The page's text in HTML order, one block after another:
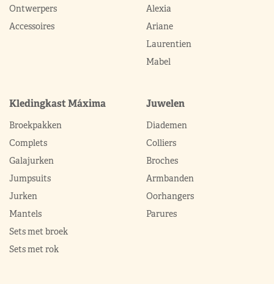
Ontwerpers
Accessoires
Alexia
Ariane
Laurentien
Mabel
Kledingkast Máxima
Broekpakken
Complets
Galajurken
Jumpsuits
Jurken
Mantels
Sets met broek
Sets met rok
Juwelen
Diademen
Colliers
Broches
Armbanden
Oorhangers
Parures